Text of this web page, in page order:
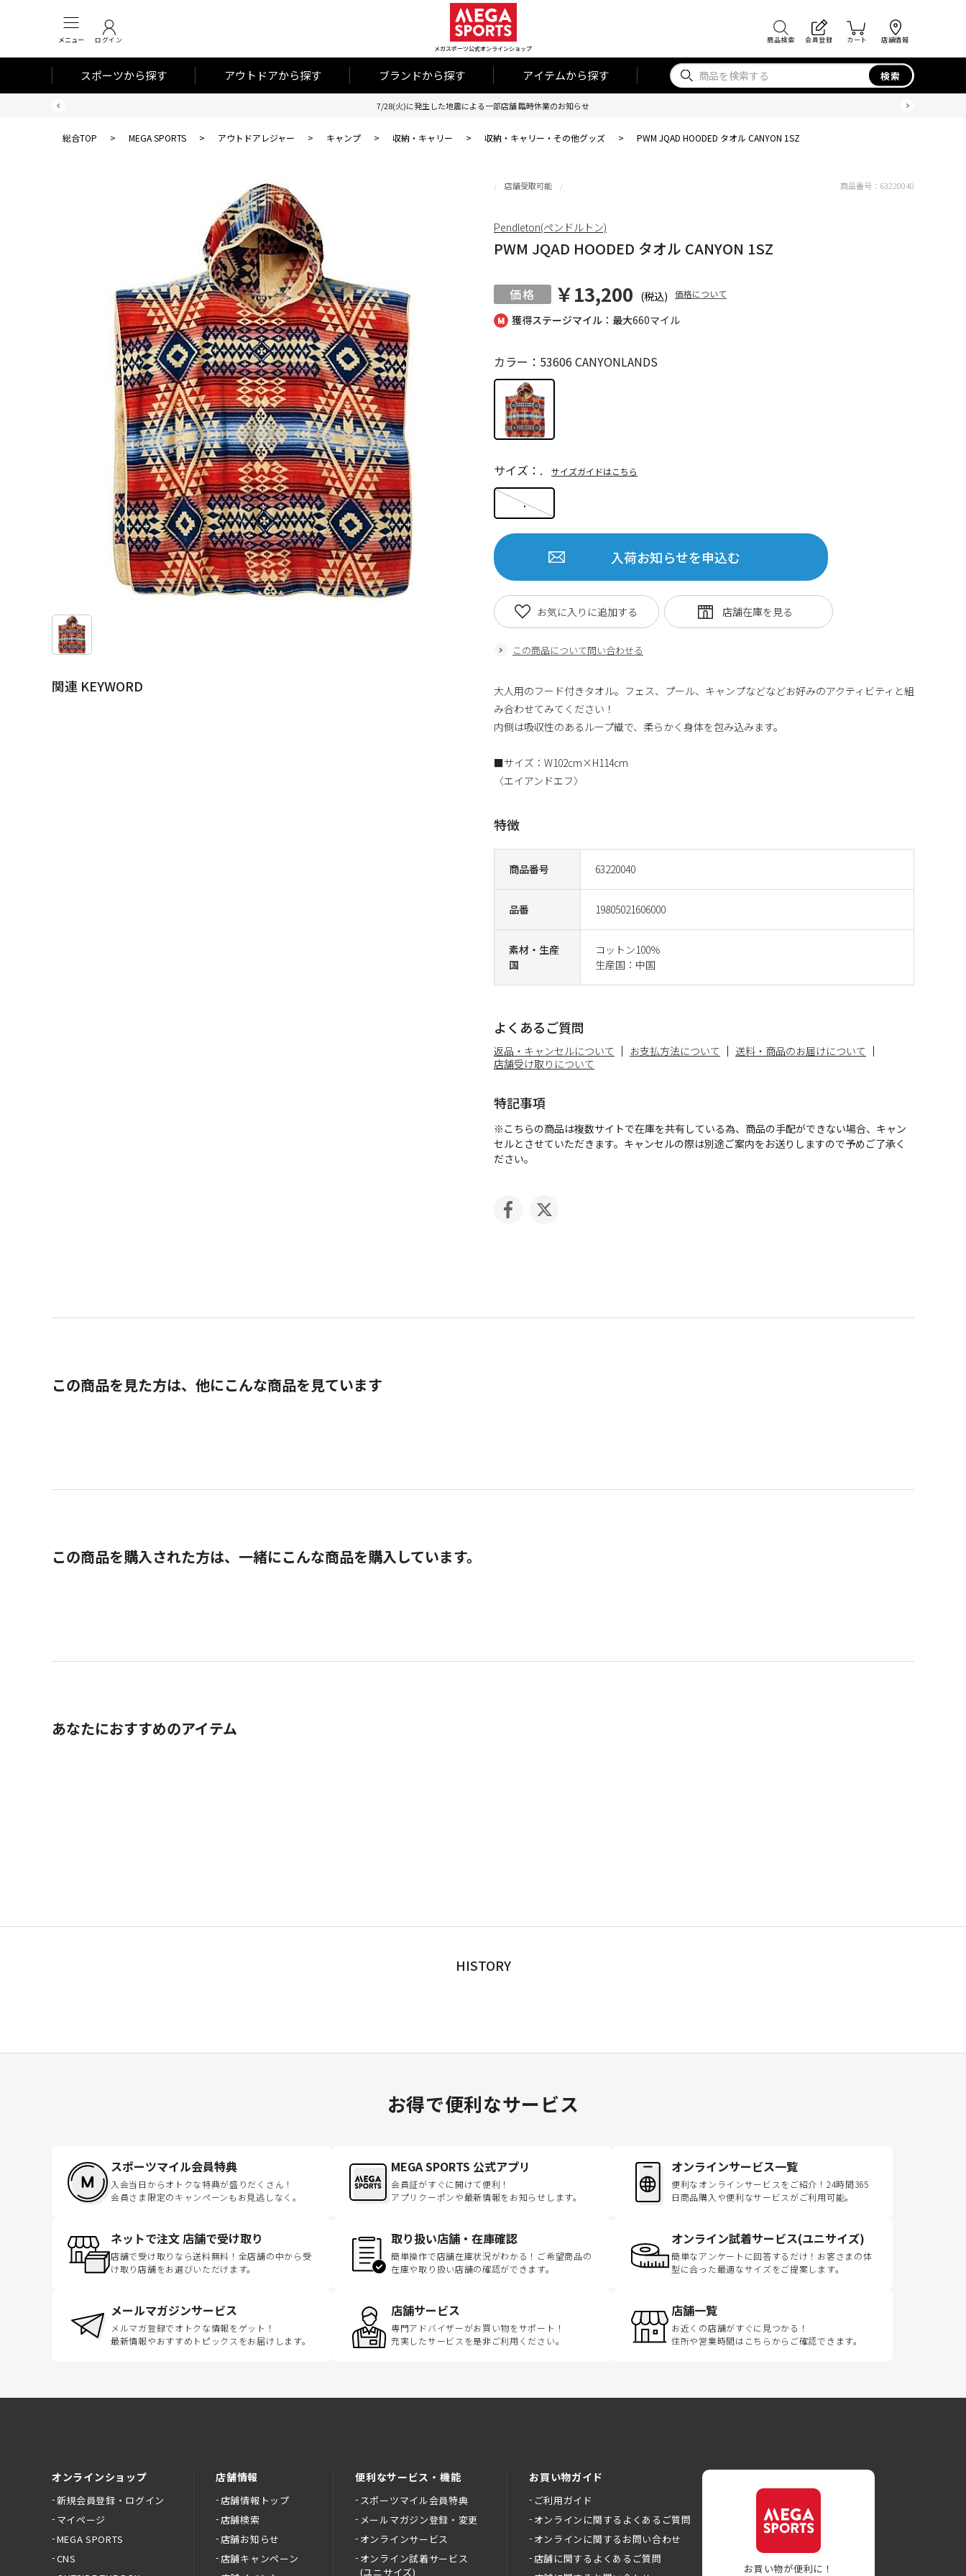
メニュー ログイン
メガスポーツ公式オンラインショップ
商品検索 会員登録 カート 店舗情報
スポーツから探す アウトドアから探す ブランドから探す アイテムから探す 検索
7/28(火)に発生した地震による一部店舗 臨時休業のお知らせ
総合TOP > MEGA SPORTS > アウトドアレジャー > キャンプ > 収納・キャリー > 収納・キャリー・その他グッズ > PWM JQAD HOODED タオル CANYON 1SZ
関連 KEYWORD
獲得ステージマイル：最大660マイル
店舗受取可能
PWM JQAD HOODED タオル CANYON 1SZ
￥13,200 (税込) 価格について
商品番号 63220040
品番 19805021606000
素材・生産
国
コットン100％
生産国：中国
カラー：53606 CANYONLANDS
.
サイズ：. サイズガイドはこちら
入荷お知らせを申込む
この商品について問い合わせる
お気に入りに追加する
商品番号： 63220040
Pendleton(ペンドルトン)
大人用のフード付きタオル。フェス、プール、キャンプなどなどお好みのアクティビティと組
み合わせてみてください！
内側は吸収性のあるループ織で、柔らかく身体を包み込みます。
■サイズ：W102cm×H114cm
〈エイアンドエフ〉
特徴
よくあるご質問
返品・キャンセルについて お支払方法について
送料・商品のお届けについて
店舗受け取りについて
特記事項
※こちらの商品は複数サイトで在庫を共有している為、商品の手配ができない場合、キャン
セルとさせていただきます。キャンセルの際は別途ご案内をお送りしますので予めご了承く
ださい。
この商品を見た方は、他にこんな商品を見ています
この商品を購入された方は、一緒にこんな商品を購入しています。
あなたにおすすめのアイテム
HISTORY
お得で便利なサービス
スポーツマイル会員特典
入会当日からオトクな特典が盛りだくさん！
会員さま限定のキャンペーンもお見逃しなく。
MEGA SPORTS 公式アプリ
会員証がすぐに開けて便利！
アプリクーポンや最新情報をお知らせします。
オンラインサービス一覧
便利なオンラインサービスをご紹介！24時間365
日商品購入や便利なサービスがご利用可能。
ネットで注文 店舗で受け取り
店舗で受け取りなら送料無料！全店舗の中から受
け取り店舗をお選びいただけます。
取り扱い店舗・在庫確認
簡単操作で店舗在庫状況がわかる！ご希望商品の
在庫や取り扱い店舗の確認ができます。
オンライン試着サービス(ユニサイズ)
簡単なアンケートに回答するだけ！お客さまの体
型に合った最適なサイズをご提案します。
メールマガジンサービス
メルマガ登録でオトクな情報をゲット！
最新情報やおすすめトピックスをお届けします。
店舗サービス
専門アドバイザーがお買い物をサポート！
充実したサービスを是非ご利用ください。
店舗一覧
お近くの店舗がすぐに見つかる！
住所や営業時間はこちらからご確認できます。
オンラインショップ
新規会員登録・ログイン
マイページ
MEGA SPORTS
CNS
店舗情報
店舗情報トップ
店舗検索
店舗お知らせ
店舗キャンペーン
便利なサービス・機能
スポーツマイル会員特典
メールマガジン登録・変更
オンラインサービス
オンライン試着サービス
(ユニサイズ)
お買い物ガイド
ご利用ガイド
オンラインに関するよくあるご質問
オンラインに関するお問い合わせ
店舗に関するよくあるご質問
お買い物が便利に！